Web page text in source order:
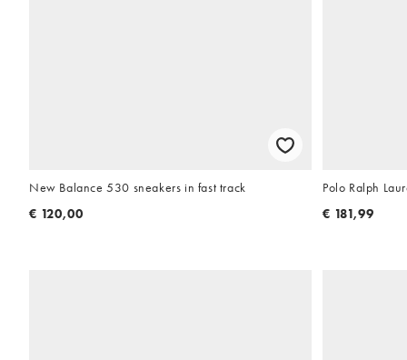
New Balance 530 sneakers in fast track
€ 120,00
Polo Ralph
€ 181,99